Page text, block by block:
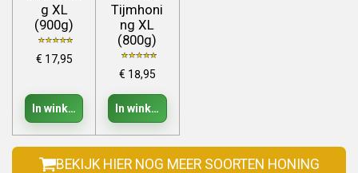
g XL
(900g)
€ 17,95
In winkelwagen
Tijmhoni
ng XL
(800g)
€ 18,95
In winkelwagen
BEKIJK HIER NOG MEER SOORTEN HONING